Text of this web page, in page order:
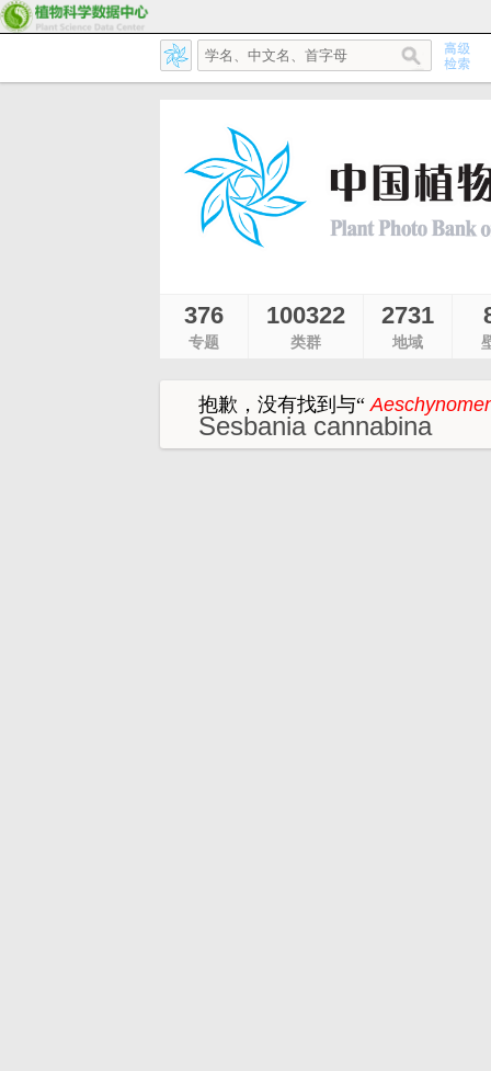
376
专题
100322
类群
2731
地域
抱歉，没有找到与“
Sesbania cannabina